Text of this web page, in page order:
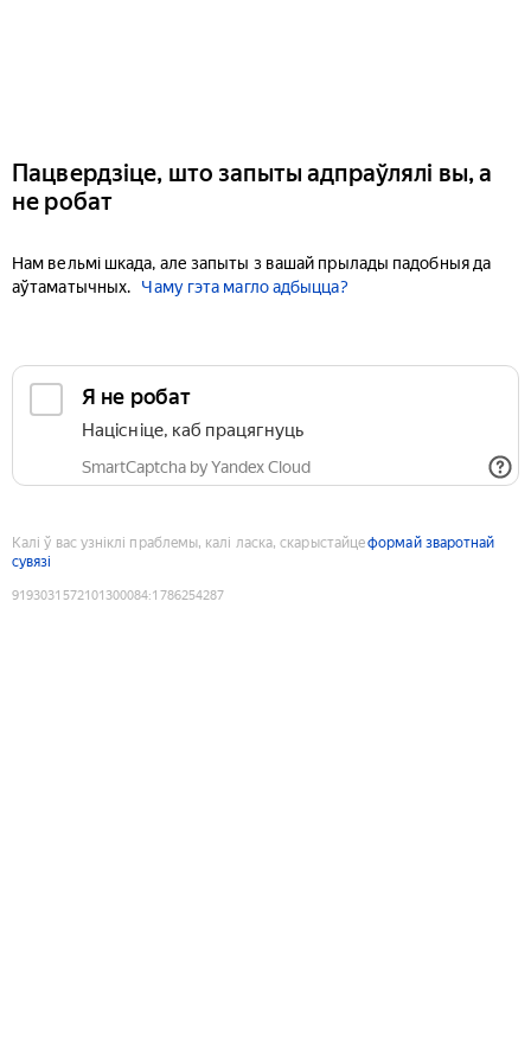
Пацвердзіце, што запыты адпраўлялі вы, а
не робат
Нам вельмі шкада, але запыты з вашай прылады падобныя да
аўтаматычных.
Чаму гэта магло адбыцца?
Я не робат
Націсніце, каб працягнуць
SmartCaptcha by Yandex Cloud
Калі ў вас узніклі праблемы, калі ласка, скарыстайцеформай зваротнай
сувязі
9193031572101300084:1786254287